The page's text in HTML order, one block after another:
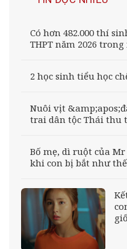
Có hơn 482.000 thí
THPT năm 2026
2 học sinh tiểu học
Nuôi vịt
trai dân tộc Thái thu
Bố mẹ, dì ruột của
khi con bị bắt như